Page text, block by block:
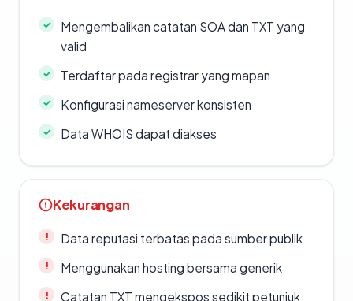
Mengembalikan catatan SOA dan TXT yang
valid
Terdaftar pada registrar yang mapan
Konfigurasi nameserver konsisten
Data WHOIS dapat diakses
Kekurangan
Data reputasi terbatas pada sumber publik
Menggunakan hosting bersama generik
Catatan TXT mengekspos sedikit petunjuk